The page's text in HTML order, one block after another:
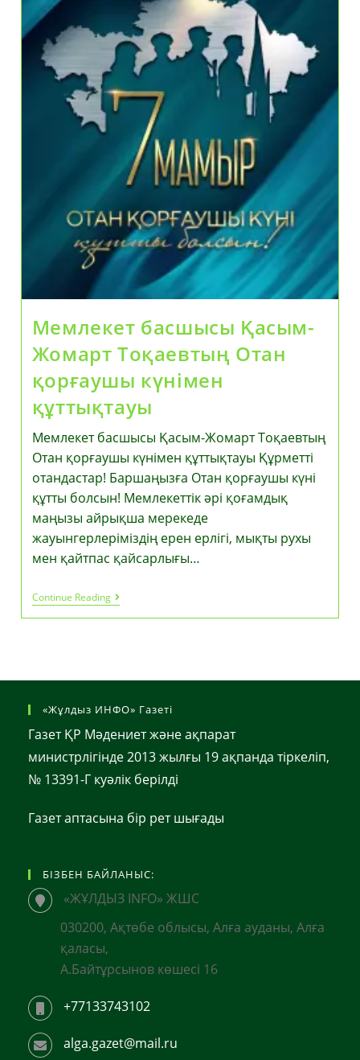
Мемлекет басшысы Қасым-
Жомарт Тоқаевтың Отан
қорғаушы күнімен
құттықтауы
Мемлекет басшысы Қасым-Жомарт Тоқаевтың
Отан қорғаушы күнімен құттықтауы Құрметті
отандастар! Баршаңызға Отан қорғаушы күні
құтты болсын! Мемлекеттік әрі қоғамдық
маңызы айрықша мерекеде
жауынгерлеріміздің ерен ерлігі, мықты рухы
мен қайтпас қайсарлығы…
Continue ReadingМемлекет
Басшысы
Қасым-
«Жұлдыз ИНФО» Газеті
Газет ҚР Мәдениет және ақпарат
министрлігінде 2013 жылғы 19 ақпанда тіркеліп,
№ 13391-Г куәлік берілді
Газет аптасына бір рет шығады
БІЗБЕН БАЙЛАНЫС:
«ЖҰЛДЫЗ INFO» ЖШС
030200, Ақтөбе облысы, Алға ауданы, Алға
қаласы,
А.Байтұрсынов көшесі 16
+77133743102
alga.gazet@mail.ru